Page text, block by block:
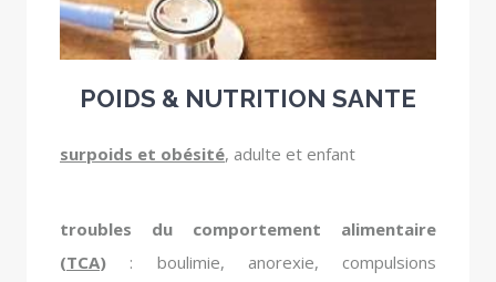
POIDS & NUTRITION SANTE
surpoids et obésité, adulte et enfant
troubles du comportement alimentaire
(TCA) : boulimie, anorexie, compulsions